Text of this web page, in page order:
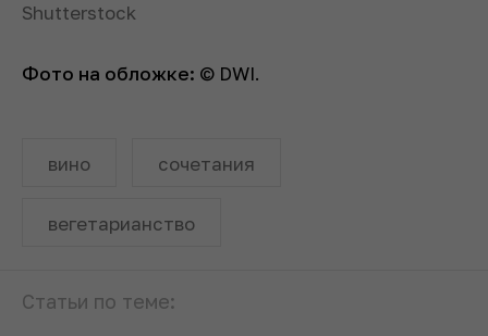
Shutterstock
Фото на обложке: © DWI.
вино сочетания
вегетарианство
Статьи по теме: